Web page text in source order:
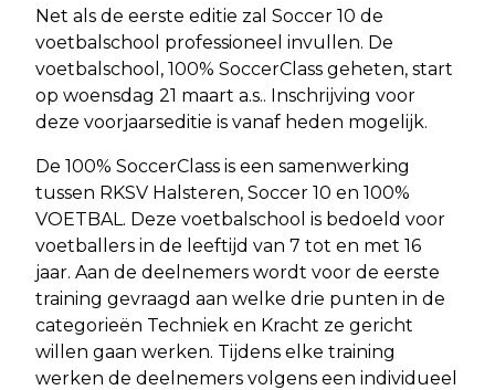
Net als de eerste editie zal Soccer 10 de
voetbalschool professioneel invullen. De
voetbalschool, 100% SoccerClass geheten, start
op woensdag 21 maart a.s.. Inschrijving voor
deze voorjaarseditie is vanaf heden mogelijk.
De 100% SoccerClass is een samenwerking
tussen RKSV Halsteren, Soccer 10 en 100%
VOETBAL. Deze voetbalschool is bedoeld voor
voetballers in de leeftijd van 7 tot en met 16
jaar. Aan de deelnemers wordt voor de eerste
training gevraagd aan welke drie punten in de
categorieën Techniek en Kracht ze gericht
willen gaan werken. Tijdens elke training
werken de deelnemers volgens een individueel